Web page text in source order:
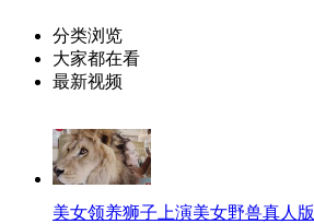
分类浏览
大家都在看
最新视频
美女领养狮子上演美女野兽真人版